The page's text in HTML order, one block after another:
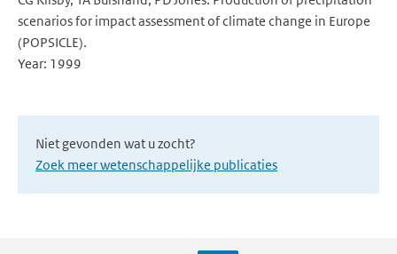
scenarios for impact assessment of climate change in Europe
(POPSICLE).
Year: 1999
Niet gevonden wat u zocht?
Zoek meer wetenschappelijke publicaties